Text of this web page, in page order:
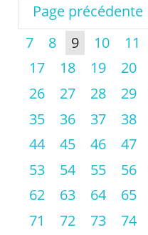
Page précédente
7
8 9 10 11
17
18 19 20
26
27 28 29
35
36 37 38
44
45 46 47
53
54 55 56
62
63 64 65
71
72 73 74